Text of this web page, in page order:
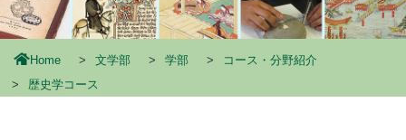
Home 文学部 学部
コース・分野紹介
歴史学コース